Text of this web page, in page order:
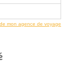
mon agence de voyage